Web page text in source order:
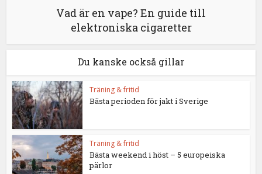
Vad är en vape? En guide till
elektroniska cigaretter
Du kanske också gillar
Träning & fritid
Bästa perioden för jakt i Sverige
Träning & fritid
Bästa weekend i höst – 5 europeiska
pärlor